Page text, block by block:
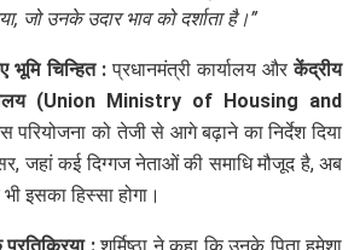
जो उनके उदार भाव को दर्शाता है।”
भूमि चिन्हित :प्रधानमंत्री कार्यालय औरकेंद्रीय
(Union Ministry of Housing and
परियोजना को तेजी से आगे बढ़ाने का निर्देश दिया
जहां कई दिग्गज नेताओं की समाधि मौजूद है, अब
इसका हिस्सा होगा।
प्रतिक्रिया :शर्मिष्ठा ने कहा कि उनके पिता हमेशा